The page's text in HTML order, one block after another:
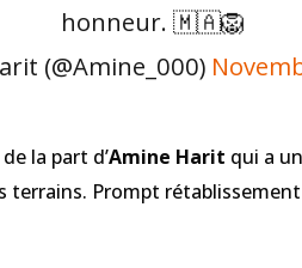
honneur. 🇲🇦🦁
(@Amine_000)
la part d’Amine Harit qui a
terrains. Prompt